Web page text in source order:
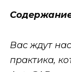
Вас ждут
практика,